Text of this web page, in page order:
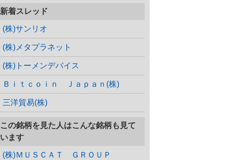
新着スレッド
(株)サンリオ
(株)メタプラネット
(株)トーメンデバイス
Ｂｉｔｃｏｉｎ Ｊａｐａｎ(株)
三洋貿易(株)
この銘柄を見た人はこんな銘柄も見て
います
(株)ＭＵＳＣＡＴ ＧＲＯＵＰ